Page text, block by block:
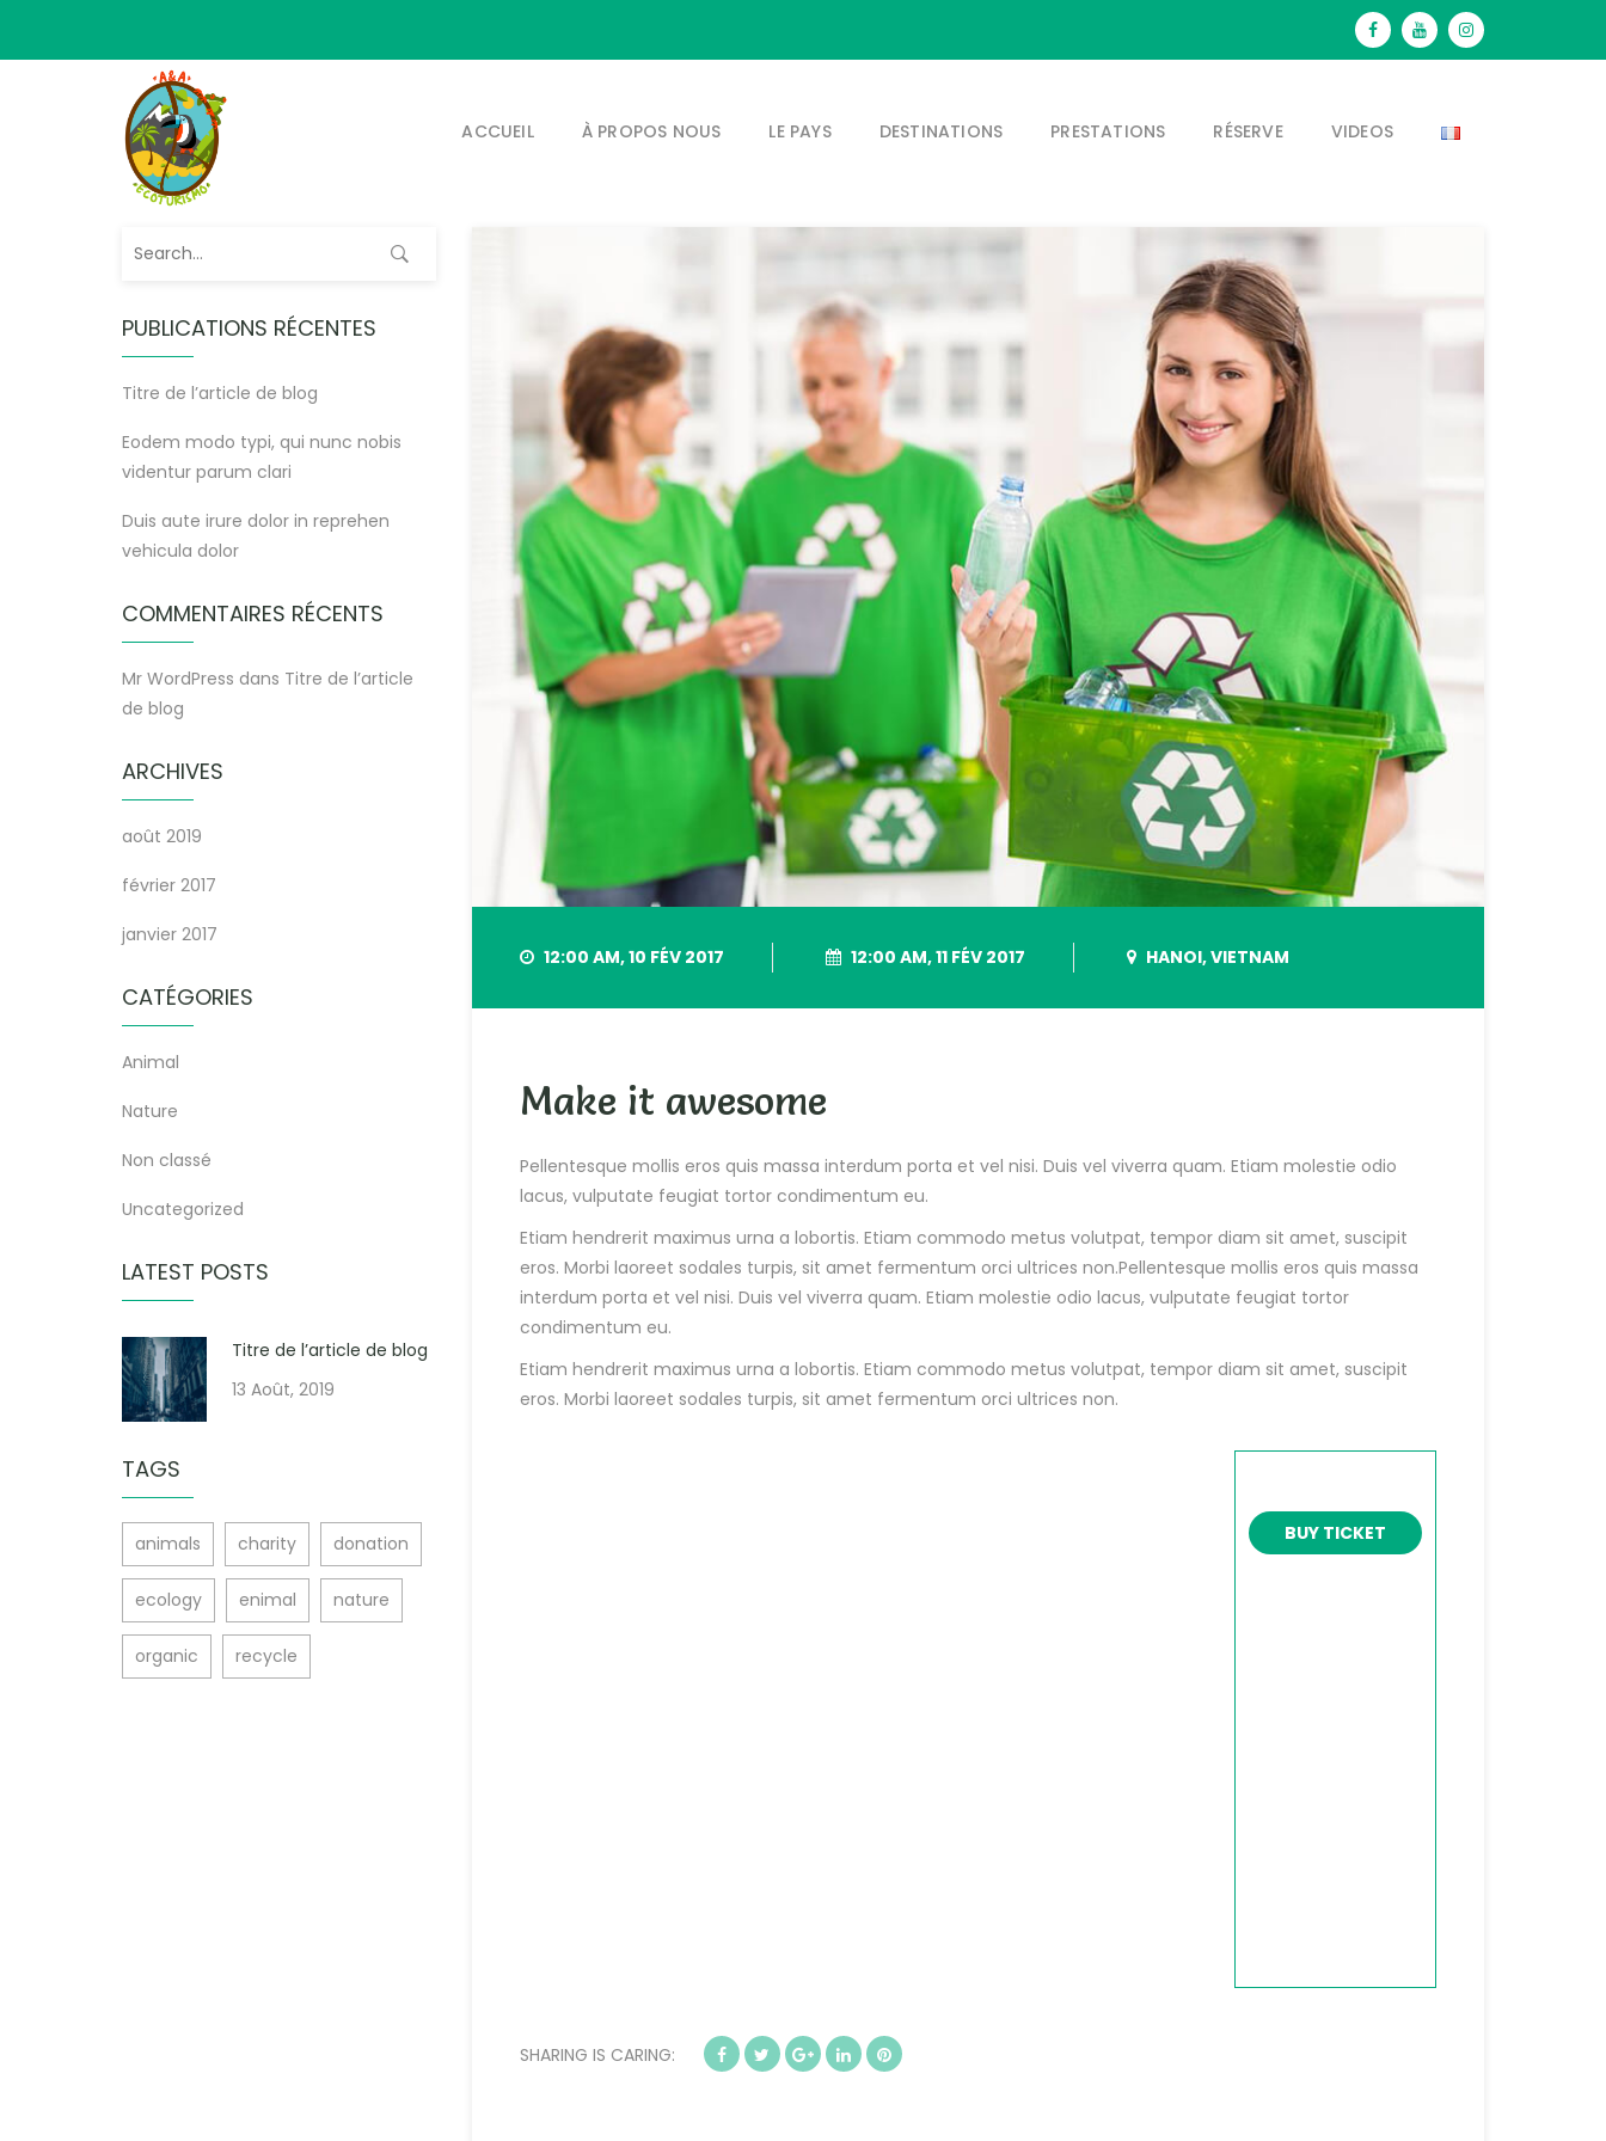
ACCUEIL À PROPOS NOUS LE PAYS DESTINATIONS PRESTATIONS RÉSERVE VIDEOS
PUBLICATIONS RÉCENTES
Titre de l’article de blog
Eodem modo typi, qui nunc nobis
videntur parum clari
Duis aute irure dolor in reprehen
vehicula dolor
COMMENTAIRES RÉCENTS
Mr WordPress dans Titre de l’article
de blog
ARCHIVES
août 2019
février 2017
janvier 2017
CATÉGORIES
Animal
Nature
Non classé
Uncategorized
LATEST POSTS
Titre de l’article de blog
13 Août, 2019
TAGS
animals charity donation
ecology enimal nature
organic recycle
12:00 AM, 10 FÉV 2017 12:00 AM, 11 FÉV 2017 HANOI, VIETNAM
Make it awesome
Pellentesque mollis eros quis massa interdum porta et vel nisi. Duis vel viverra quam. Etiam molestie odio
lacus, vulputate feugiat tortor condimentum eu.
Etiam hendrerit maximus urna a lobortis. Etiam commodo metus volutpat, tempor diam sit amet, suscipit
eros. Morbi laoreet sodales turpis, sit amet fermentum orci ultrices non.Pellentesque mollis eros quis massa
interdum porta et vel nisi. Duis vel viverra quam. Etiam molestie odio lacus, vulputate feugiat tortor
condimentum eu.
Etiam hendrerit maximus urna a lobortis. Etiam commodo metus volutpat, tempor diam sit amet, suscipit
eros. Morbi laoreet sodales turpis, sit amet fermentum orci ultrices non.
BUY TICKET
SHARING IS CARING: